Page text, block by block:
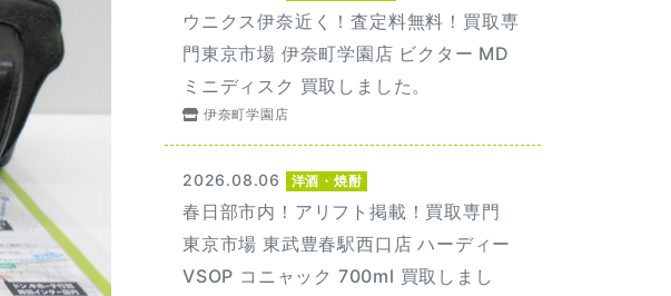
ウニクス伊奈近く！査定料無料！買取専
門東京市場 伊奈町学園店 ビクター MD
ミニディスク 買取しました。
伊奈町学園店
2026.08.06 洋酒・焼酎
春日部市内！アリフト掲載！買取専門
東京市場 東武豊春駅西口店 ハーディー
VSOP コニャック 700ml 買取しまし